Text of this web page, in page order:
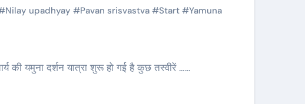
Nilay upadhyay #Pavan srisvastva #Start #Yamuna
की यमुना दर्शन यात्रा शुरू हो गई है कुछ तस्वीरें ……